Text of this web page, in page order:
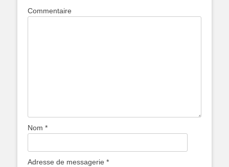
Commentaire
Nom *
Adresse de messagerie *